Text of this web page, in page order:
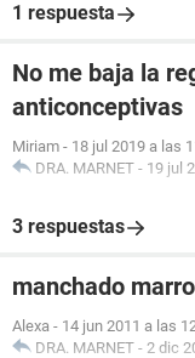
1 respuesta
No me baja la
anticonceptivas
Miriam - 18 jul 2019 a las
DRA. MARNET - 19 jul
3 respuestas
manchado
Alexa - 14 jun 2011 a las
DRA. MARNET - 2 dic